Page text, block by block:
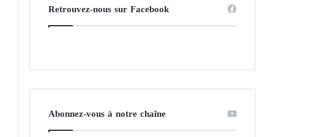
Retrouvez-nous sur Facebook
Abonnez-vous à notre chaîne